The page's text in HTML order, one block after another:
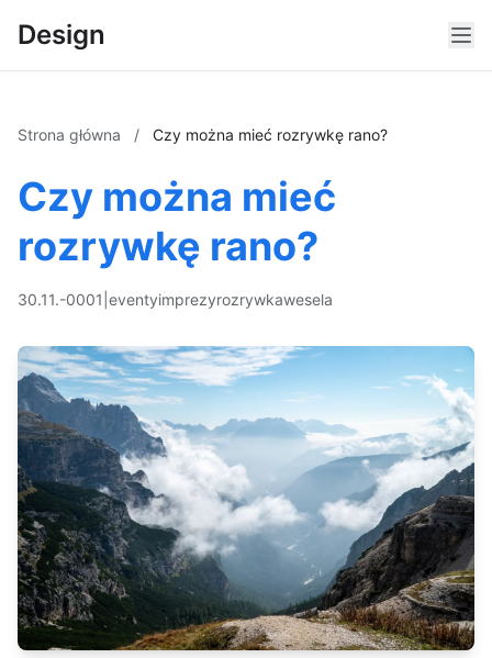
Design
Strona główna / Czy można mieć rozrywkę rano?
Czy można mieć
rozrywkę rano?
30.11.-0001 eventyimprezyrozrywkawesela